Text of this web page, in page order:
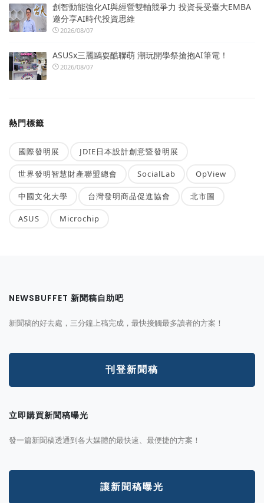
創智動能強化AI與經營雙軸競爭力 投資長受臺大EMBA
邀分享AI時代投資思維
2026/08/07
ASUSx三麗鷗耍酷聯萌 潮玩開學祭搶抱AI筆電！
2026/08/07
熱門標籤
國際發明展 JDIE日本設計創意暨發明展
世界發明智慧財產聯盟總會 SocialLab OpView
中國文化大學 台灣發明商品促進協會 北市圖
ASUS Microchip
NEWSBUFFET 新聞稿自助吧
新聞稿的好去處，三分鐘上稿完成，最快接觸最多讀者的方案！
刊登新聞稿
立即購買新聞稿曝光
發一篇新聞稿透通到各大媒體的最快速、最便捷的方案！
讓新聞稿曝光